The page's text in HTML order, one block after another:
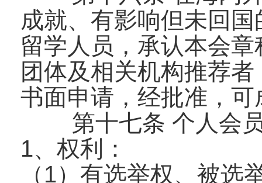
成就、有影响但未回
留学人员，承认本会
团体及相关机构推荐
书面申请，经批准，
第十七条 个人会
1、权利：
（1）有选举权、被选